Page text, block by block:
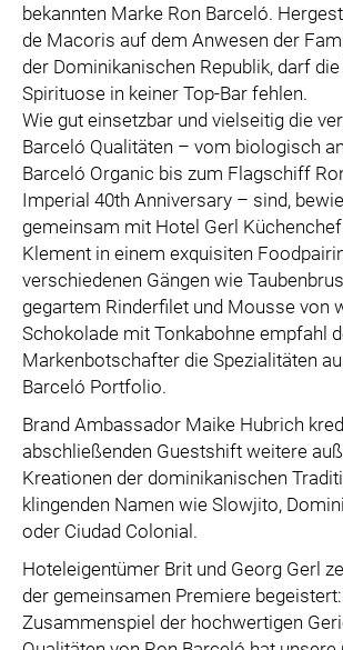
COCA COLA
PRESSEKONTAKT
bekannten Marke Ron Barceló.
de Macoris auf dem Anwesen der
der Dominikanischen Republik, darf
Spirituose in keiner Top-Bar fehlen.
Wie gut einsetzbar und vielseitig die
Barceló Qualitäten – vom biologisch
Barceló Organic bis zum Flagschiff
Imperial 40th Anniversary – sind,
gemeinsam mit Hotel Gerl
Klement in einem exquisiten
verschiedenen Gängen wie
gegartem Rinderfilet und Mousse von
Schokolade mit Tonkabohne empfahl
Markenbotschafter die Spezialitäten
Barceló Portfolio.
Brand Ambassador Maike Hubrich
abschließenden Guestshift weitere
Kreationen der dominikanischen
klingenden Namen wie Slowjito,
oder Ciudad Colonial.
Hoteleigentümer Brit und Georg Gerl
der gemeinsamen Premiere begeistert:
Zusammenspiel der hochwertigen